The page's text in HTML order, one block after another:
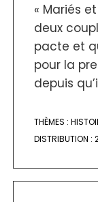
« Mariés
deux
pacte et
pour la
depuis
THÈMES :
DISTRIBUTION :